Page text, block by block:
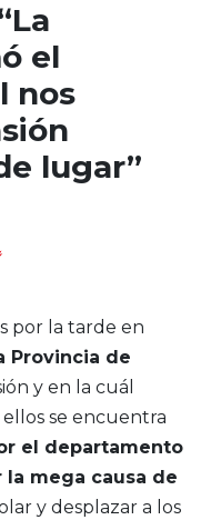
el
nos
lugar”
por la tarde en
Provincia de
y en la cuál
se encuentra
el departamento
mega causa de
y desplazar a los